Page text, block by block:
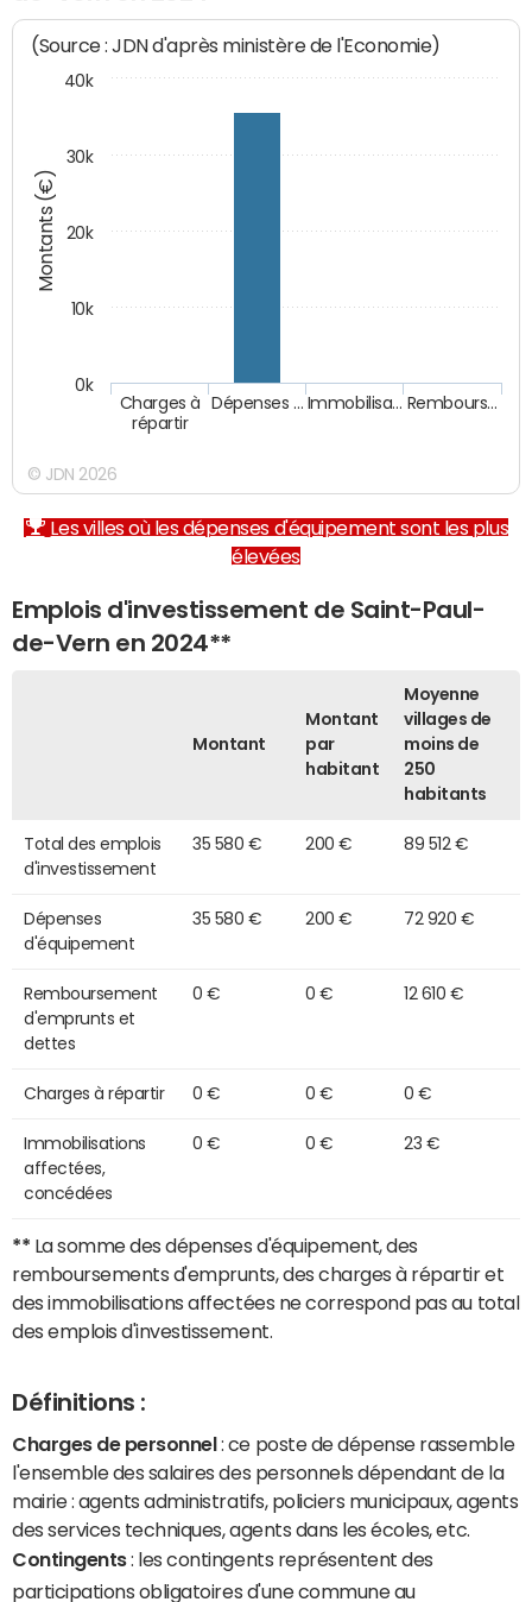
Montants (€)
(Source : JDN d'après ministère de l'Economie)
Charges à
répartir
Dépenses … Immobilisa… Rembours…
0k
10k
20k
30k
40k
© JDN 2026
Les villes où les dépenses d'équipement sont les plus
élevées
Emplois d'investissement de Saint-Paul-
de-Vern en 2024**
Montant
Montant
par
habitant
Moyenne
villages de
moins de
250
habitants
Total des emplois
d'investissement
35 580 € 200 € 89 512 €
Dépenses
d'équipement
35 580 € 200 € 72 920 €
Remboursement
d'emprunts et
dettes
0 € 0 € 12 610 €
Charges à répartir 0 € 0 € 0 €
Immobilisations
affectées,
concédées
0 € 0 € 23 €
** La somme des dépenses d'équipement, des
remboursements d'emprunts, des charges à répartir et
des immobilisations affectées ne correspond pas au total
des emplois d'investissement.
Définitions :
Charges de personnel : ce poste de dépense rassemble
l'ensemble des salaires des personnels dépendant de la
mairie : agents administratifs, policiers municipaux, agents
des services techniques, agents dans les écoles, etc.
Contingents: les contingents représentent des
participations obligatoires d'une commune au